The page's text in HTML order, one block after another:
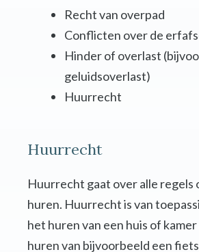
Recht van overpad
Conflicten over de
Hinder of overlast
geluidsoverlast)
Huurrecht
Huurrecht
Huurrecht gaat over alle regels
huren. Huurrecht is van
het huren van een huis of kamer
huren van bijvoorbeeld een